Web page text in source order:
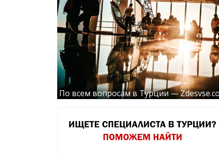
По всем вопросам в Турции —